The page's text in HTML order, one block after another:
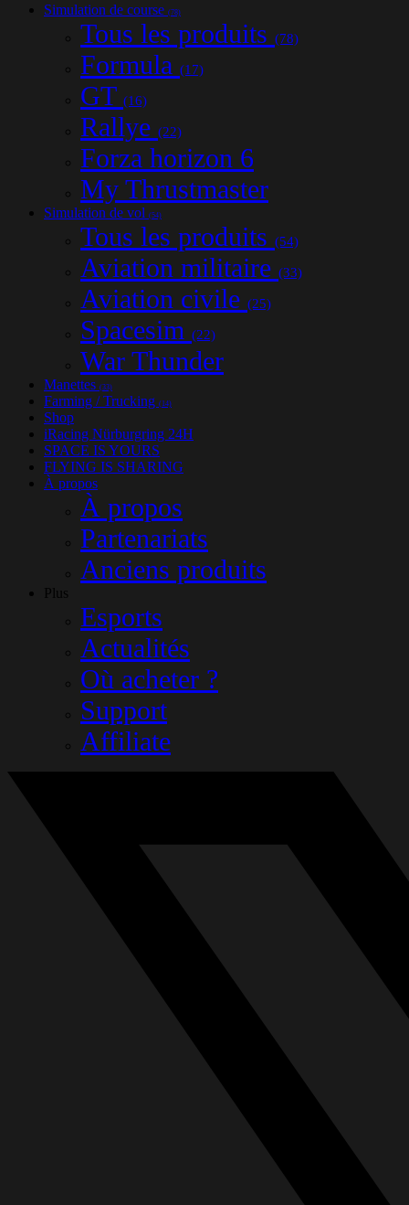
Simulation de course (78)
Tous les produits (78)
Formula (17)
GT (16)
Rallye (22)
Forza horizon 6
My Thrustmaster
Simulation de vol (54)
Tous les produits (54)
Aviation militaire (33)
Aviation civile (25)
Spacesim (22)
War Thunder
Manettes (33)
Farming / Trucking (14)
Shop
iRacing Nürburgring 24H
SPACE IS YOURS
FLYING IS SHARING
À propos
À propos
Partenariats
Anciens produits
Plus
Esports
Actualités
Où acheter ?
Support
Affiliate